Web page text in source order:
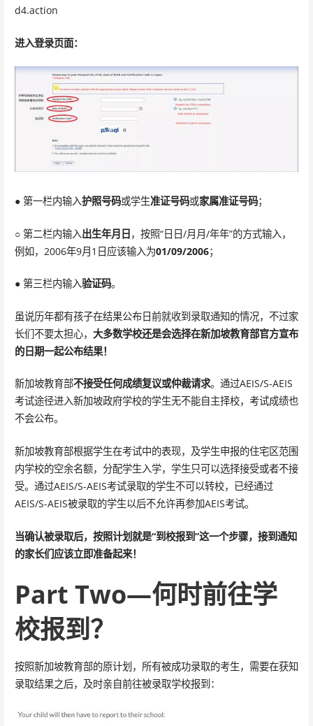
d4.action
进入登录页面：
● 第一栏内输入护照号码或学生准证号码或家属准证号码；
○ 第二栏内输入出生年月日，按照“日日/月月/年年”的方式输入，
例如，2006年9月1日应该输入为01/09/2006；
● 第三栏内输入验证码。
虽说历年都有孩子在结果公布日前就收到录取通知的情况，不过家
长们不要太担心， 大多数学校还是会选择在新加坡教育部官方宣布
的日期一起公布结果！
新加坡教育部不接受任何成绩复议或仲裁请求。通过AEIS/S-AEIS
考试途径进入新加坡政府学校的学生无不能自主择校，考试成绩也
不会公布。
新加坡教育部根据学生在考试中的表现，及学生申报的住宅区范围
内学校的空余名额，分配学生入学，学生只可以选择接受或者不接
受。通过AEIS/S-AEIS考试录取的学生不可以转校，已经通过
AEIS/S-AEIS被录取的学生以后不允许再参加AEIS考试。
当确认被录取后，按照计划就是“到校报到”这一个步骤，接到通知
的家长们应该立即准备起来！
Part Two—何时前往学
校报到？
按照新加坡教育部的原计划，所有被成功录取的考生，需要在获知
录取结果之后，及时亲自前往被录取学校报到：